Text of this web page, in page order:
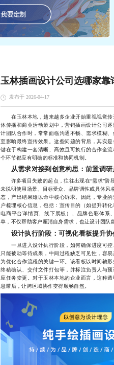
玉林插画设计公司选哪家靠
发布于 2026-04-17
在玉林本地，越来越多企业开始重视视觉传
体传播和商业活动策划中，营销插画设计公司
计团队合作时，常常面临沟通不畅、需求模糊
至影响最终宣传效果。这些问题的背后，其实
键在于构建一套清晰、高效且可执行的合作全
个环节都应有明确的标准和协同机制。
从需求对接到创意构思：前置调
许多项目失败的起点，往往出现在“需求”阶
未说明使用场景、目标受众、品牌调性或具体风
态，产出结果难以命中核心诉求。因此，专业
户梳理核心信息，包括：宣传目的（如提升转
电商平台详情页、线下展板）、品牌色彩体系
单，不仅帮助客户厘清自身需求，也让设计团队
设计执行阶段：可视化看板提升
一旦进入设计执行阶段，如何确保进度可控
只能被动等待成果，中间过程缺乏可见性，容
为优化合作流程的关键一环。该看板以时间轴
终稿确认、交付文件打包等，并标注负责人与
应任务变更。对于玉林本地的企业而言，这种
息滞后，让跨区域协作变得顺畅自然。